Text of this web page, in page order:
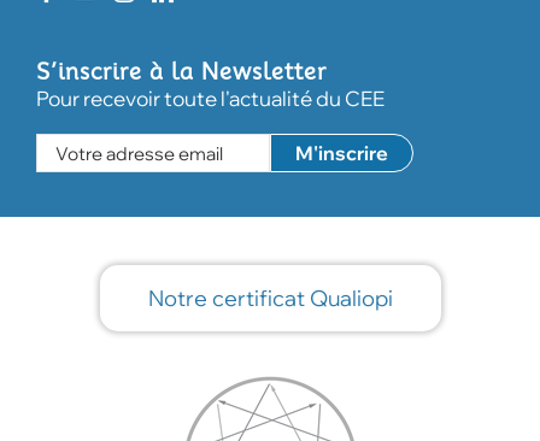
S’inscrire à la Newsletter
Pour recevoir toute l'actualité du CEE
Notre certificat Qualiopi